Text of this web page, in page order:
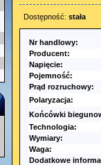
Dostępność: stała
Nr handlowy:
Producent:
Napięcie:
Pojemność:
Prąd rozruchowy:
Polaryzacja:
Końcówki
Technologia:
Wymiary:
Waga:
Dodatkowe